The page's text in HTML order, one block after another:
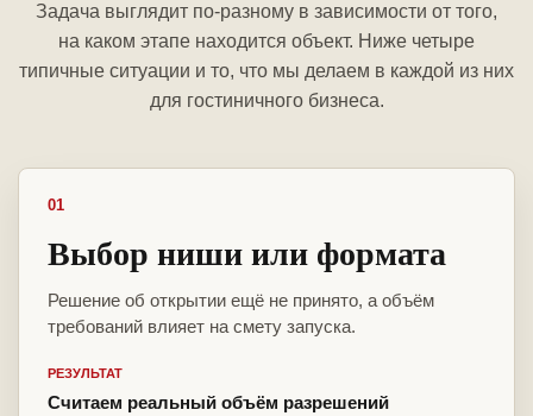
Задача выглядит по-разному в зависимости от того,
на каком этапе находится объект. Ниже четыре
типичные ситуации и то, что мы делаем в каждой из них
для гостиничного бизнеса.
01
Выбор ниши или формата
Решение об открытии ещё не принято, а объём
требований влияет на смету запуска.
РЕЗУЛЬТАТ
Считаем реальный объём разрешений